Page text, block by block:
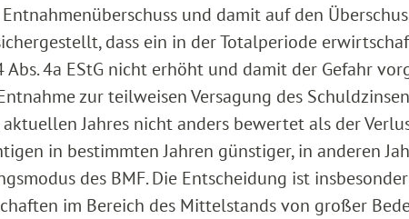
und damit auf den
dass ein in der Totalperiode
4a EStG nicht erhöht und damit der Gefahr
zur teilweisen Versagung des
Jahres nicht anders bewertet als der
in bestimmten Jahren günstiger, in anderen
des BMF. Die Entscheidung ist
im Bereich des Mittelstands von großer